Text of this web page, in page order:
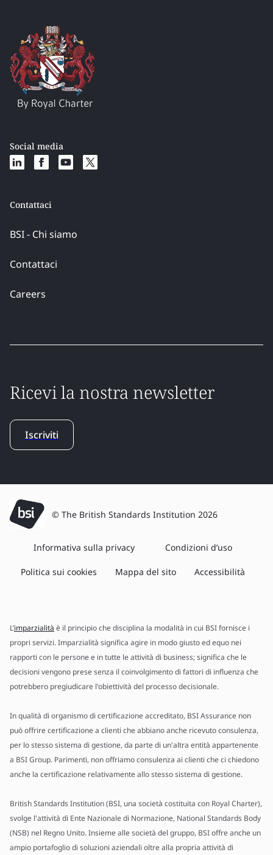
Social media
Contattaci
BSI - Chi siamo
Contattaci
Careers
Ricevi la nostra newsletter
Iscriviti
© The British Standards Institution 2026
Informativa sulla privacy Condizioni d’uso
Politica sui cookies Mappa del sito Accessibilità
L’imparzialità è il principio che disciplina la modalità in cui BSI fornisce i
propri servizi. Imparzialità significa agire in modo giusto ed equo nei
rapporti con le persone e in tutte le attività di business; significa che le
decisioni vengono prese senza il coinvolgimento di fattori di influenza che
potrebbero pregiudicare l'obiettività del processo decisionale.
In qualità di organismo di certificazione accreditato, BSI Assurance non
può offrire certificazione a clienti che abbiano anche ricevuto consulenza,
per lo stesso sistema di gestione, da parte di un'altra entità appartenente
a BSI Group. Parimenti, non offriamo consulenza ai clienti che ci chiedono
anche la certificazione relativamente allo stesso sistema di gestione.
British Standards Institution (BSI, una società costituita con Royal Charter),
svolge l'attività di Ente Nazionale di Normazione, National Standards Body
(NSB) nel Regno Unito. Insieme alle società del gruppo, BSI offre anche un
ampio portafoglio di soluzioni aziendali oltre alla propria attività di